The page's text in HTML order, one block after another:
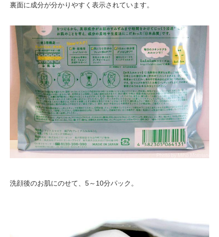
裏面に成分が分かりやすく表示されています。
洗顔後のお肌にのせて、5～10分パック。